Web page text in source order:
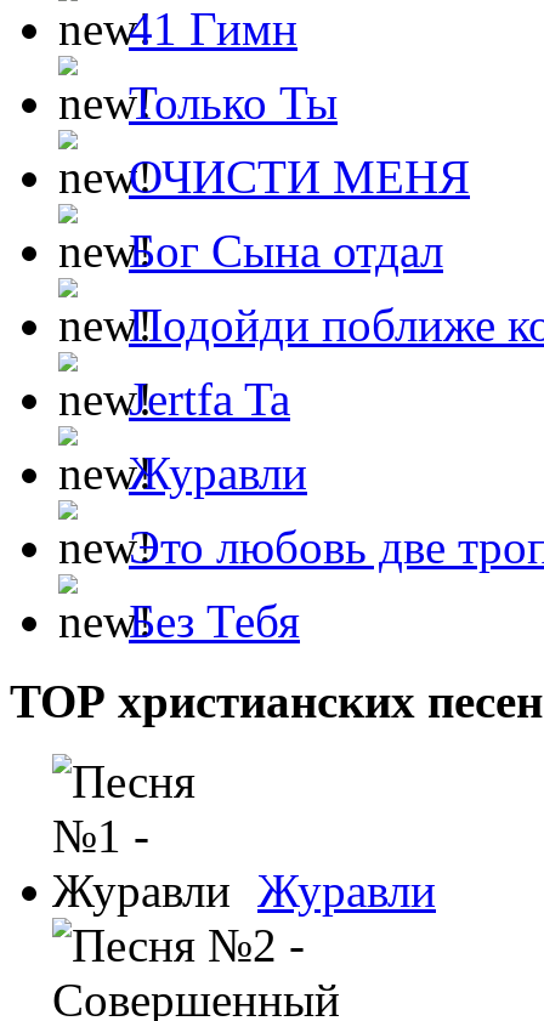
41 Гимн
Только Ты
ОЧИСТИ МЕНЯ
Бог Сына отдал
Подойди поближе
Jertfa Ta
Журавли
Это любовь две
Без Тебя
ТОР христианских песен
Журавли